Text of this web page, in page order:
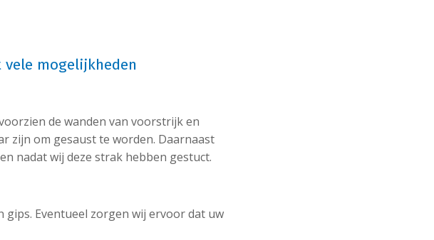
mogelijkheden
de wanden van voorstrijk en
zijn om gesaust te worden. Daarnaast
nadat wij deze strak hebben gestuct.
Eventueel zorgen wij ervoor dat uw